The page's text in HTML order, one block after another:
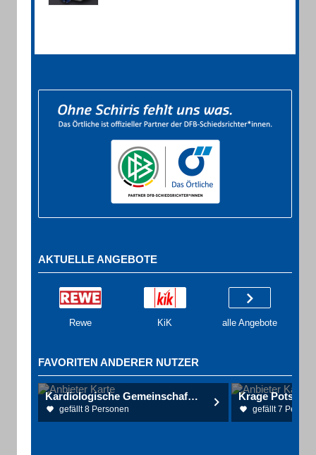
AKTUELLE ANGEBOTE
Rewe KiK alle Angebote
FAVORITEN ANDERER NUTZER
Kardiologische Gemeinschaftspraxis am Park Sanssouci
gefällt 8 Personen gefällt 7